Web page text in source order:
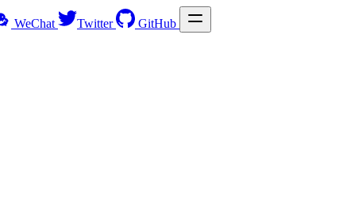
WeChat Twitter GitHub